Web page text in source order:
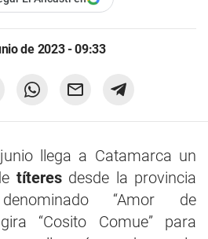
de 2023 - 09:33
llega a Catamarca un
títeresdesde la provincia
“Amor de
“Cosito Comue” para